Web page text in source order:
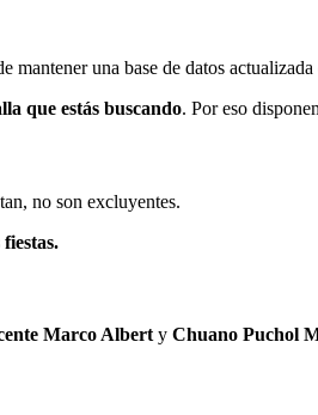
mantener una base de datos
que estás buscando. Por eso
no son excluyentes.
Marco Albert y Chuano Puchol